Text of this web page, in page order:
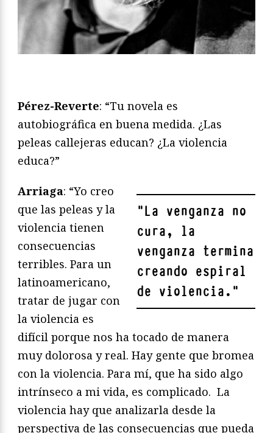
Pérez-Reverte: “Tu novela es
autobiográfica en buena medida. ¿Las
peleas callejeras educan? ¿La violencia
educa?”
"La venganza no
cura, la
venganza termina
creando espiral
de violencia. "
Arriaga: “Yo creo
que las peleas y la
violencia tienen
consecuencias
terribles. Para un
latinoamericano,
tratar de jugar con
la violencia es
difícil porque nos ha tocado de manera
muy dolorosa y real. Hay gente que bromea
con la violencia. Para mí, que ha sido algo
intrínseco a mi vida, es complicado. La
violencia hay que analizarla desde la
perspectiva de las consecuencias que pueda